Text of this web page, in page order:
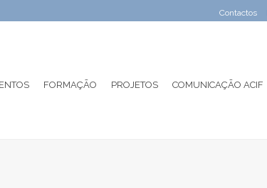
Contactos
FORMAÇÃO PROJETOS COMUNICAÇÃO ACIF